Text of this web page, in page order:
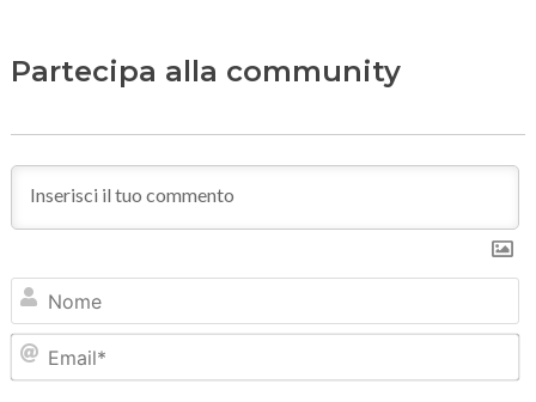
Partecipa alla community